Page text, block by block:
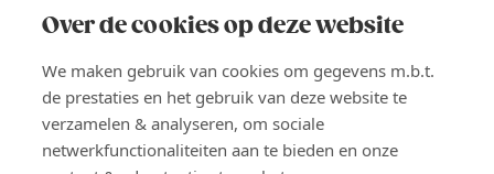
Over de cookies op deze website
We maken gebruik van cookies om gegevens m.b.t.
de prestaties en het gebruik van deze website te
verzamelen & analyseren, om sociale
netwerkfunctionaliteiten aan te bieden en onze
02 229 81 11